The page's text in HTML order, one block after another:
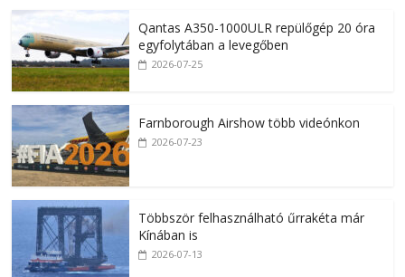
Qantas A350-1000ULR repülőgép 20 óra
egyfolytában a levegőben
2026-07-25
Farnborough Airshow több videónkon
2026-07-23
Többször felhasználható űrrakéta már
Kínában is
2026-07-13